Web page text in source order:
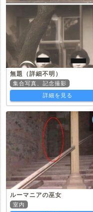
無題（詳細不明）
集合写真、記念撮影
詳細を見る
ルーマニアの巫女
室内